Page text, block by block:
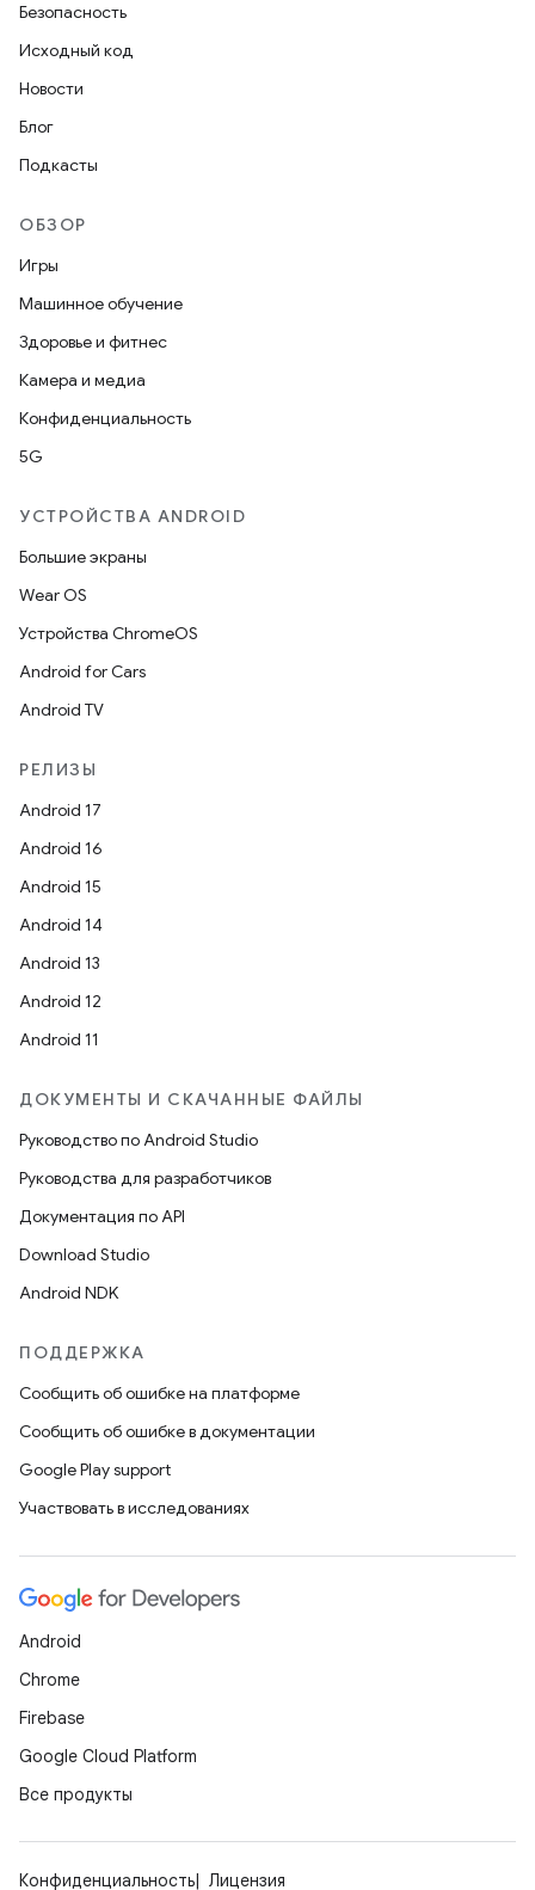
Безопасность
Исходный код
Новости
Блог
Подкасты
ОБЗОР
Игры
Машинное обучение
Здоровье и фитнес
Камера и медиа
Конфиденциальность
5G
УСТРОЙСТВА ANDROID
Большие экраны
Wear OS
Устройства ChromeOS
Android for Cars
Android TV
РЕЛИЗЫ
Android 17
Android 16
Android 15
Android 14
Android 13
Android 12
Android 11
ДОКУМЕНТЫ И СКАЧАННЫЕ ФАЙЛЫ
Руководство по Android Studio
Руководства для разработчиков
Документация по API
Download Studio
Android NDK
ПОДДЕРЖКА
Сообщить об ошибке на платформе
Сообщить об ошибке в документации
Google Play support
Участвовать в исследованиях
Android
Chrome
Firebase
Google Cloud Platform
Все продукты
Конфиденциальность
Лицензия